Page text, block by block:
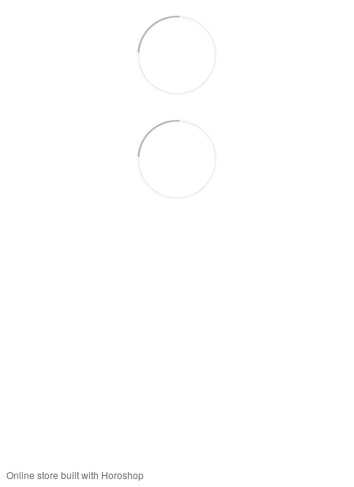
Online store built with Horoshop